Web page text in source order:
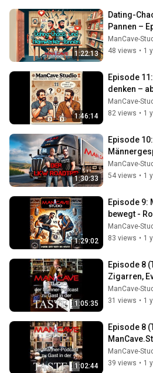
1:22:13
Dating-
Pannen –
ManCave-
48 views • 1
1:46:14
Episode
denken –
ManCave-
82 views • 1
1:30:33
Episode
ManCave-
54 views • 1
1:29:02
Episode 9:
bewegt -
heute
ManCave-
83 views • 1
1:05:35
Episode 8
Zigarren,
"Prosecco
ManCave-
31 views • 1
1:02:44
Episode 8
"Taste It"
ManCave-
39 views • 1